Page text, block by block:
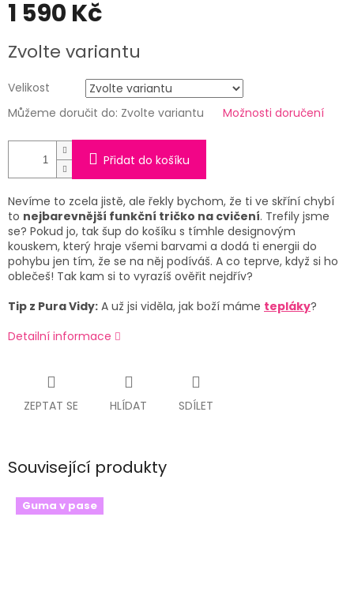
1 590 Kč
cena:
Zvolte variantu
Velikost
Můžeme doručit do: Zvolte variantu Možnosti doručení
Přidat do košíku
Nevíme to zcela jistě, ale řekly bychom, že ti ve skříní chybí
to nejbarevnější funkční tričko na cvičení. Trefily jsme
se? Pokud jo, tak šup do košíku s tímhle designovým
kouskem, který hraje všemi barvami a dodá ti energii do
pohybu jen tím, že se na něj podíváš. A co teprve, když si ho
oblečeš! Tak kam si to vyrazíš ověřit nejdřív?
Tip z Pura Vidy: A už jsi viděla, jak boží máme tepláky?
Detailní informace
ZEPTAT SE HLÍDAT SDÍLET
Související produkty
Guma v pase